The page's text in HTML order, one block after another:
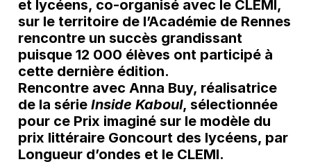
et lycéens, co-organisé avec le CLEMI,
sur le territoire de l’Académie de Rennes
rencontre un succès grandissant
puisque 12 000 élèves ont participé à
cette dernière édition.
Rencontre avec Anna Buy, réalisatrice
de la série Inside Kaboul, sélectionnée
pour ce Prix imaginé sur le modèle du
prix littéraire Goncourt des lycéens, par
Longueur d’ondes et le CLEMI.